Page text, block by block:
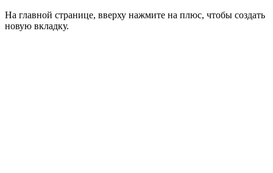
На главной странице, вверху нажмите на плюс, чтобы создать
новую вкладку.